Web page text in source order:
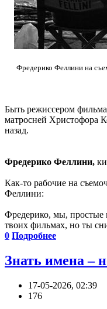
Фредерико Феллини на
Быть режиссером
матросней Христофора
назад.
Фредерико Феллини,
Как-то рабочие на
Феллини:
Фредерико, мы, простые
твоих фильмах, но ты
0 Подробнее
Знать имена –
17-05-2026, 02:39
176